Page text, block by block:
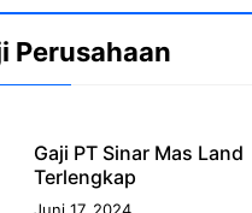
Perusahaan
Gaji PT Sinar Mas Land
Terlengkap